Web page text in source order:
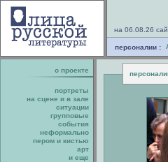
на 06.08.26
персоналии :
о проекте
портреты
на сцене и в зале
ситуации
групповые
события
неформально
пером и кистью
арт
и еще